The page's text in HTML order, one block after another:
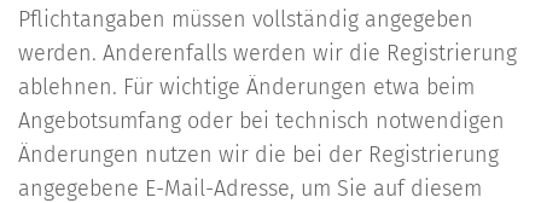
Pflichtangaben müssen vollständig angegeben
werden. Anderenfalls werden wir die Registrierung
ablehnen. Für wichtige Änderungen etwa beim
Angebotsumfang oder bei technisch notwendigen
Änderungen nutzen wir die bei der Registrierung
angegebene E-Mail-Adresse, um Sie auf diesem